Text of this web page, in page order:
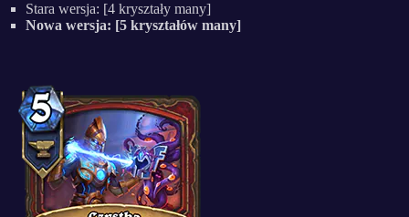
Stara wersja: [4 kryształy many]
Nowa wersja: [5 kryształów many]